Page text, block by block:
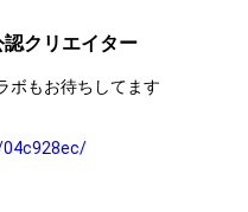
クリエイター
ボもお待ちしてます